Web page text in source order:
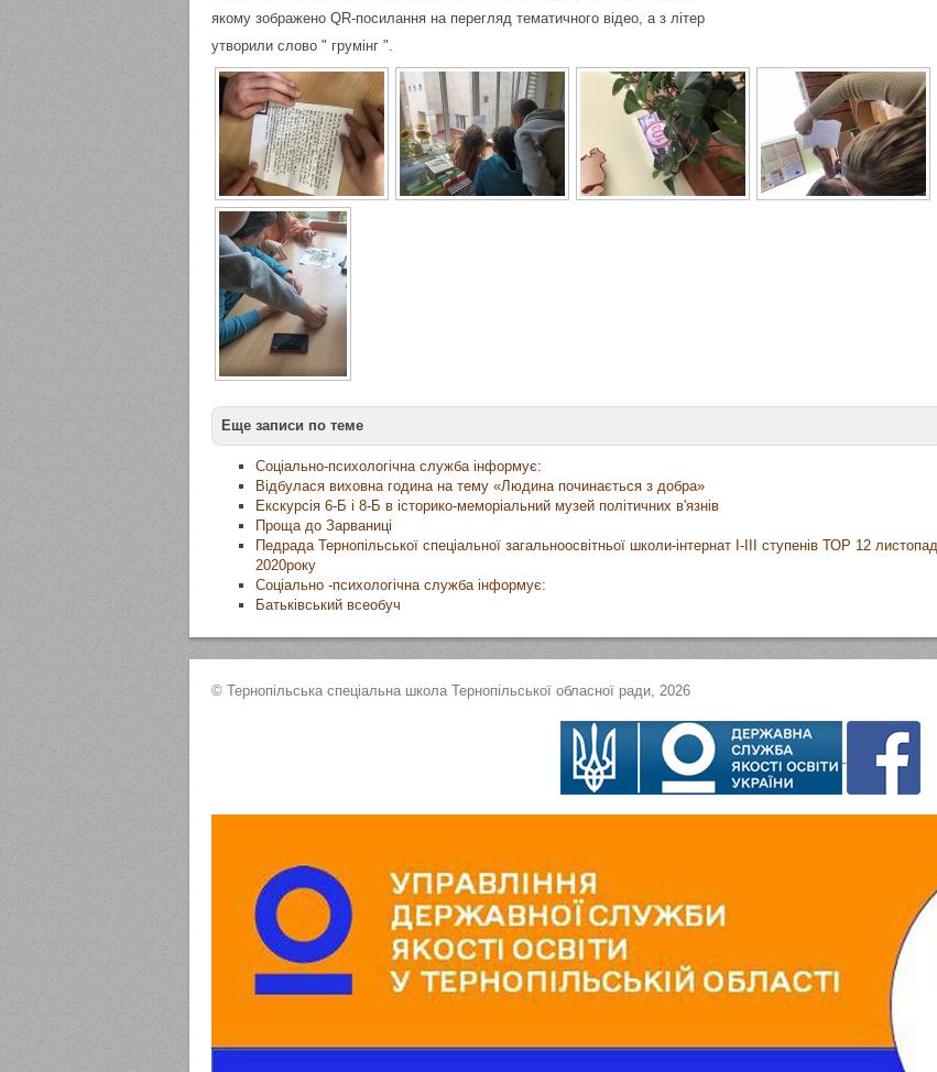
якому зображено QR-посилання на перегляд тематичного відео, а з літер
утворили слово " грумінг ".
Еще записи по теме
Соціально-психологічна служба інформує:
Відбулася виховна година на тему «Людина починається з добра»
Екскурсія 6-Б і 8-Б в історико-меморіальний музей політичних в'язнів
Проща до Зарваниці
Педрада Тернопільської спеціальної загальноосвітньої школи-інтернат I-III ступенів ТОР 12
2020року
Соціально -психологічна служба інформує:
Батьківський всеобуч
© Тернопільська спеціальна школа Тернопільської обласної ради, 2026